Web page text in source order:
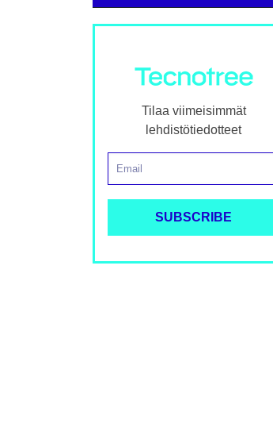
Tilaa viimeisimmät
lehdistötiedotteet